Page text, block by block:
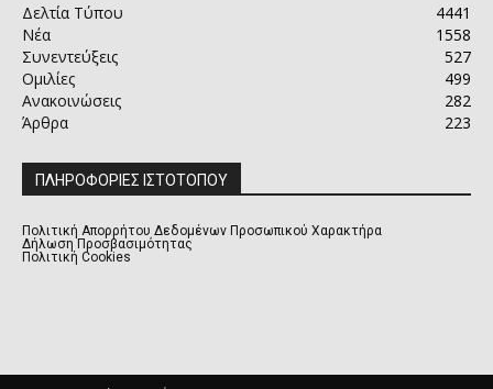
Δελτία Τύπου
4441
Νέα
1558
Συνεντεύξεις
527
Ομιλίες
499
Ανακοινώσεις
282
Άρθρα
223
ΠΛΗΡΟΦΟΡΙΕΣ ΙΣΤΟΤΟΠΟΥ
Πολιτική Απορρήτου Δεδομένων Προσωπικού Χαρακτήρα
Δήλωση Προσβασιμότητας
Πολιτική Cookies